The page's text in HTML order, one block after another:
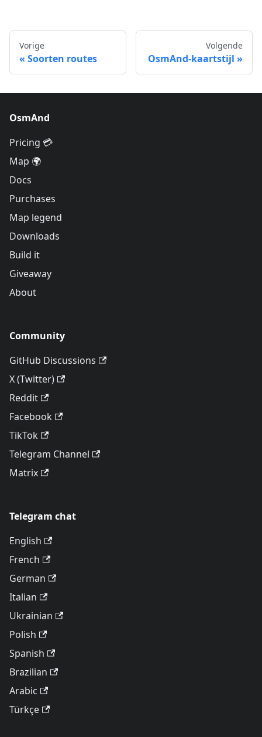
Vorige
Soorten routes
Volgende
OsmAnd-kaartstijl
OsmAnd
Pricing 💳
Map 🌍
Docs
Purchases
Map legend
Downloads
Build it
Giveaway
About
Community
GitHub Discussions
X (Twitter)
Reddit
Facebook
TikTok
Telegram Channel
Matrix
Telegram chat
English
French
German
Italian
Ukrainian
Polish
Spanish
Brazilian
Arabic
Türkçe